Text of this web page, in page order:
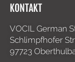
KONTAKT
VOCIL German
Schlimpfhofer
97723